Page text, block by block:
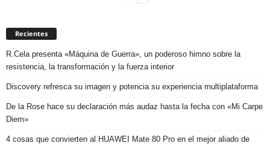
Recientes
R.Cela presenta «Máquina de Guerra», un poderoso himno sobre la
resistencia, la transformación y la fuerza interior
Discovery refresca su imagen y potencia su experiencia multiplataforma
De la Rose hace su declaración más audaz hasta la fecha con «Mi Carpe
Diem»
4 cosas que convierten al HUAWEI Mate 80 Pro en el mejor aliado de